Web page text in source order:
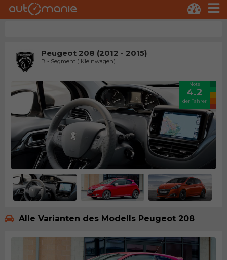
Peugeot 208 (2012 - 2015)
B - Segment ( Kleinwagen)
Note
4.2
der Fahrer
Alle Varianten des Modells Peugeot 208